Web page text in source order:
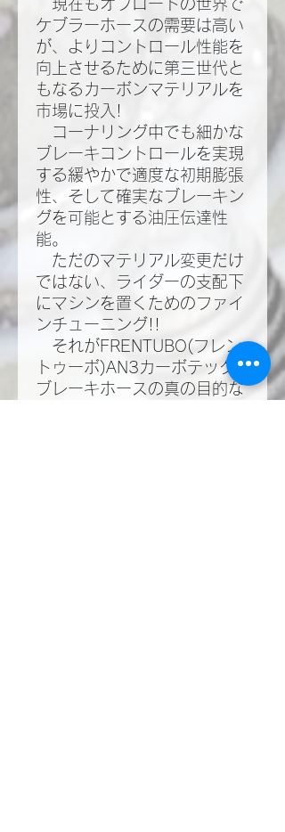
現在もオフロードの世界で
ケブラーホースの需要は高い
が、よりコントロール性能を
向上させるために第三世代と
もなるカーボンマテリアルを
市場に投入!​
コーナリング中でも細かな
ブレーキコントロールを実現
する緩やかで適度な初期膨張
性、そして確実なブレーキン
グを可能とする油圧伝達性
能。​
ただのマテリアル変更だけ
ではない、ライダーの支配下
にマシンを置くためのファイ
ンチューニング!!​
それがFRENTUBO(フレン
トゥーボ)AN3カーボテック
ブレーキホースの真の目的な